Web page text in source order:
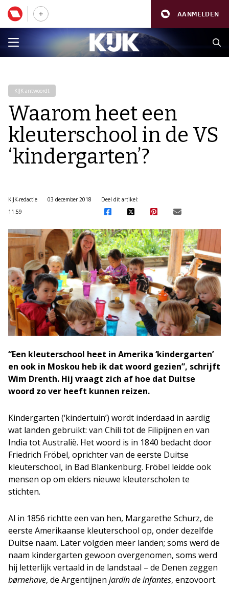
AANMELDEN
KIJK antwoordt
Waarom heet een
kleuterschool in de VS
‘kindergarten’?
KIJK-redactie
03 december 2018
11:59
Deel dit artikel:
“Een kleuterschool heet in Amerika ‘kindergarten’
en ook in Moskou heb ik dat woord gezien”, schrijft
Wim Drenth. Hij vraagt zich af hoe dat Duitse
woord zo ver heeft kunnen reizen.
Kindergarten (‘kindertuin’) wordt inderdaad in aardig
wat landen gebruikt: van Chili tot de Filipijnen en van
India tot Australië. Het woord is in 1840 bedacht door
Friedrich Fröbel, oprichter van de eerste Duitse
kleuterschool, in Bad Blankenburg. Fröbel leidde ook
mensen op om elders nieuwe kleuterscholen te
stichten.
Al in 1856 richtte een van hen, Margarethe Schurz, de
eerste Amerikaanse kleuterschool op, onder dezelfde
Duitse naam. Later volgden meer landen; soms werd de
naam kindergarten gewoon overgenomen, soms werd
hij letterlijk vertaald in de landstaal – de Denen zeggen
børnehave, de Argentijnen jardín de infantes, enzovoort.